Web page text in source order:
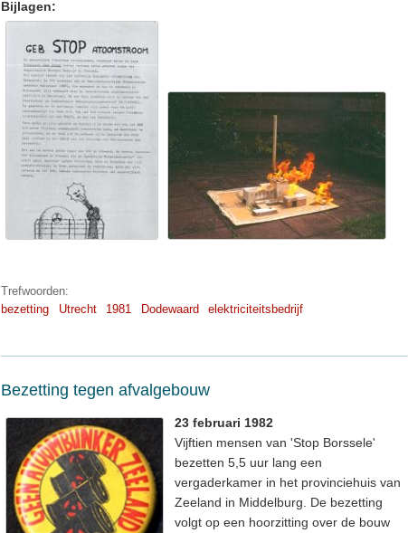
Bijlagen:
Trefwoorden:
bezetting
Utrecht 1981 Dodewaard elektriciteitsbedrijf
Bezetting tegen afvalgebouw
23 februari 1982
Vijftien mensen van 'Stop Borssele'
bezetten 5,5 uur lang een
vergaderkamer in het provinciehuis van
Zeeland in Middelburg. De bezetting
volgt op een hoorzitting over de bouw